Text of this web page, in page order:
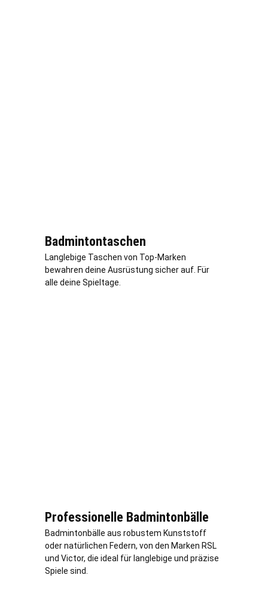
Badmintontaschen
Langlebige Taschen von Top-Marken
bewahren deine Ausrüstung sicher auf. Für
alle deine Spieltage.
Professionelle Badmintonbälle
Badmintonbälle aus robustem Kunststoff
oder natürlichen Federn, von den Marken RSL
und Victor, die ideal für langlebige und präzise
Spiele sind.